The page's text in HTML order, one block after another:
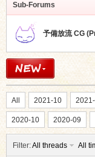
Sub-Forums
予備放流 CG
All 2021-10
2020-10 2020-09
Filter:All threads All